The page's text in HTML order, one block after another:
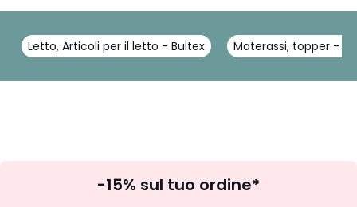
Letto, Articoli per il letto - Bultex Materassi, topper -
newsletter
-15% sul tuo ordine*